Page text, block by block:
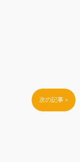
次の記事 >